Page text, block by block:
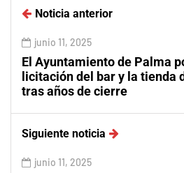
Noticia anterior
junio 11, 2025
El Ayuntamiento de Palma
licitación del bar y la tienda
tras años de cierre
Siguiente noticia
junio 11, 2025